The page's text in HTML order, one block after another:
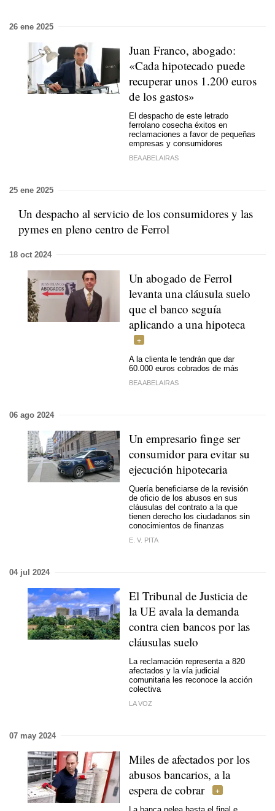
26 ene 2025
Juan Franco, abogado:
«Cada hipotecado puede
recuperar unos 1.200 euros
de los gastos»
El despacho de este letrado
ferrolano cosecha éxitos en
reclamaciones a favor de pequeñas
empresas y consumidores
BEA ABELAIRAS
25 ene 2025
Un despacho al servicio de los consumidores y las
pymes en pleno centro de Ferrol
18 oct 2024
Un abogado de Ferrol
levanta una cláusula suelo
que el banco seguía
aplicando a una hipoteca
A la clienta le tendrán que dar
60.000 euros cobrados de más
BEA ABELAIRAS
06 ago 2024
Un empresario finge ser
consumidor para evitar su
ejecución hipotecaria
Quería beneficiarse de la revisión
de oficio de los abusos en sus
cláusulas del contrato a la que
tienen derecho los ciudadanos sin
conocimientos de finanzas
E. V. PITA
04 jul 2024
El Tribunal de Justicia de
la UE avala la demanda
contra cien bancos por las
cláusulas suelo
La reclamación representa a 820
afectados y la vía judicial
comunitaria les reconoce la acción
colectiva
LA VOZ
07 may 2024
Miles de afectados por los
abusos bancarios, a la
espera de cobrar